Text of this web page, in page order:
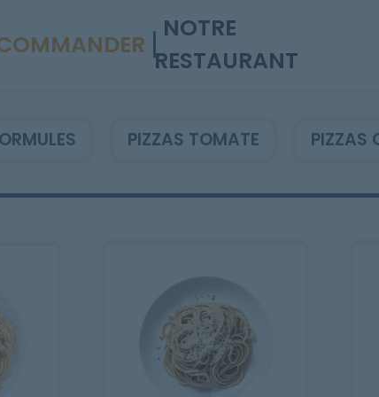
NOTRE
RESTAURANT
PIZZAS TOMATE PIZZAS